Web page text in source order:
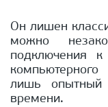
Он лишен
можно
подключения
лишь опытный
времени.